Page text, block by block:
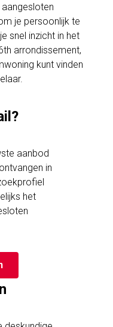
je persoonlijk te
snel inzicht in het
arrondissement,
kunt vinden
aanbod
in
het